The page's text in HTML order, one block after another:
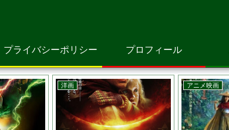
プライバシーポリシー プロフィール
邦画 邦画